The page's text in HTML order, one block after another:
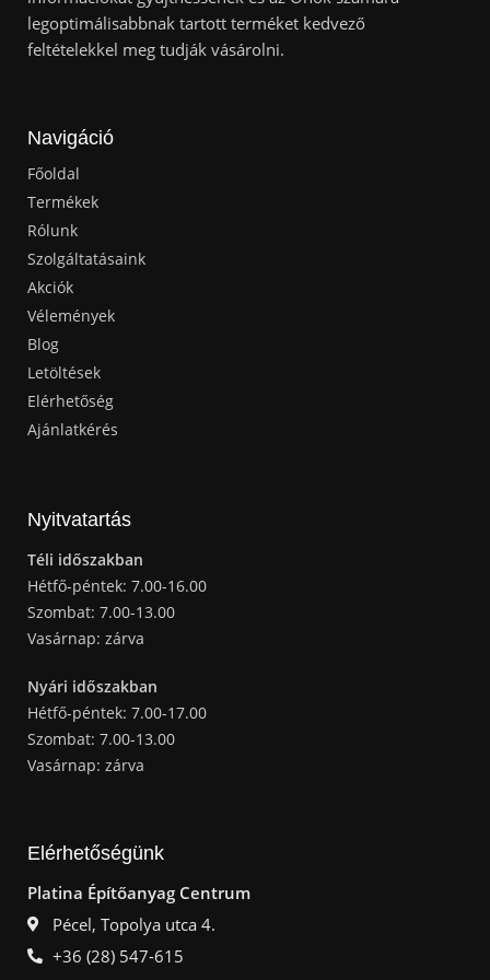
legoptimálisabbnak tartott terméket kedvező
feltételekkel meg tudják vásárolni.
Navigáció
Főoldal
Termékek
Rólunk
Szolgáltatásaink
Akciók
Vélemények
Blog
Letöltések
Elérhetőség
Ajánlatkérés
Nyitvatartás
Téli időszakban
Hétfő-péntek: 7.00-16.00
Szombat: 7.00-13.00
Vasárnap: zárva
Nyári időszakban
Hétfő-péntek: 7.00-17.00
Szombat: 7.00-13.00
Vasárnap: zárva
Elérhetőségünk
Platina Építőanyag Centrum
Pécel, Topolya utca 4.
+36 (28) 547-615